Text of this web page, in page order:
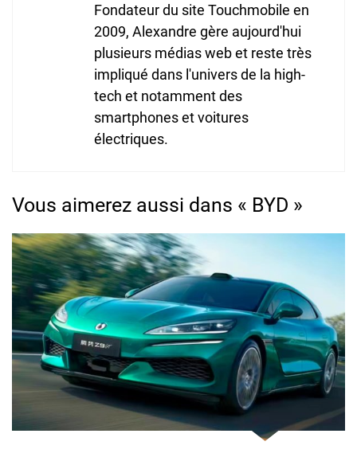
Fondateur du site Touchmobile en
2009, Alexandre gère aujourd'hui
plusieurs médias web et reste très
impliqué dans l'univers de la high-
tech et notamment des
smartphones et voitures
électriques.
Vous aimerez aussi dans « BYD »